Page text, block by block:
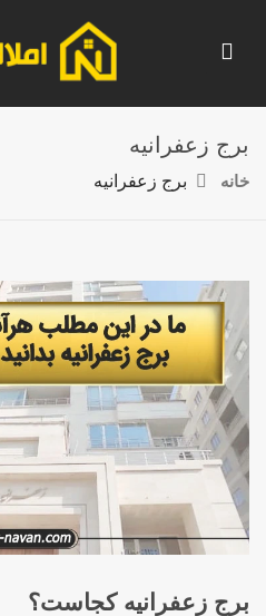
برج زعفرانیه
خانه برج زعفرانیه
برج زعفرانیه کجاست؟